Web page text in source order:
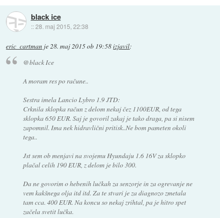
black ice
::28. maj 2015, 22:38
eric_cartman je28. maj 2015 ob 19:58izjavil:
@black Ice
A moram res po račune..
Sestra imela Lancio Lybro 1.9 JTD:
Crknila sklopka račun z delom nekaj čez 1100EUR, od tega
sklopka 650 EUR. Saj je govoril zakaj je tako draga, pa si nisem
zapomnil. Ima nek hidravlični pritisk..Ne bom pameten okoli
tega..
Jst sem ob menjavi na svojemu Hyundaju 1.6 16V za sklopko
plačal celih 190 EUR, z delom je bilo 300.
Da ne govorim o hebenih lučkah za senzorje in za ogrevanje ne
vem kakšnega olja itd itd. Za te stvari je za diagnozo zmetala
tam cca. 400 EUR. Na koncu so nekaj zrihtal, pa je hitro spet
začela svetit lučka.